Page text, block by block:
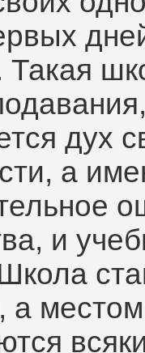
Такая
дух
а
и
а